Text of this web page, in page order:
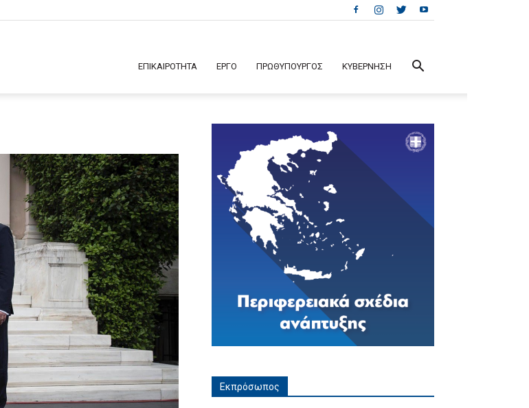
ΕΠΙΚΑΙΡΟΤΗΤΑ ΕΡΓΟ ΠΡΩΘΥΠΟΥΡΓΟΣ ΚΥΒΕΡΝΗΣΗ
Εκπρόσωπος